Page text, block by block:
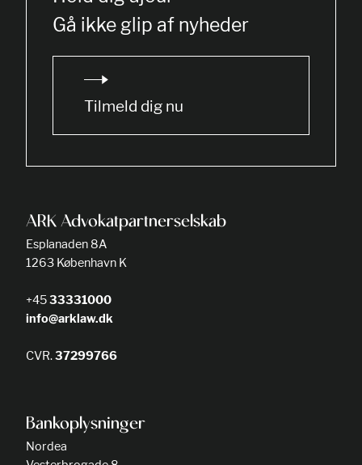
Gå ikke glip af nyheder
Tilmeld dig nu
ARK Advokatpartnerselskab
Esplanaden 8A
1263 København K
+4533331000
info@arklaw.dk
CVR.37299766
Bankoplysninger
Nordea